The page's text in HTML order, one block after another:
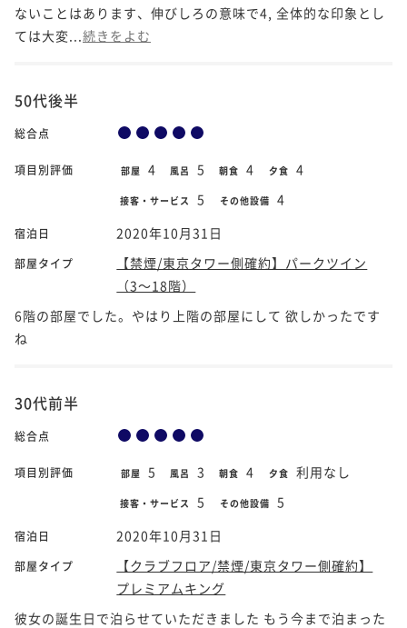
ないことはあります、伸びしろの意味で4, 全体的な印象とし
ては大変... 続きをよむ
50代後半
総合点
項目別評価 部屋 4 風呂 5 朝食 4 夕食 4
接客・サービス 5 その他設備 4
宿泊日 2020年10月31日
部屋タイプ
【禁煙/東京タワー側確約】パークツイン
（3～18階）
6階の部屋でした。やはり上階の部屋にして 欲しかったです
ね
30代前半
総合点
項目別評価 部屋 5 風呂 3 朝食 4 夕食 利用なし
接客・サービス 5 その他設備 5
宿泊日 2020年10月31日
部屋タイプ
【クラブフロア/禁煙/東京タワー側確約】
プレミアムキング
彼女の誕生日で泊らせていただきました もう今まで泊まった